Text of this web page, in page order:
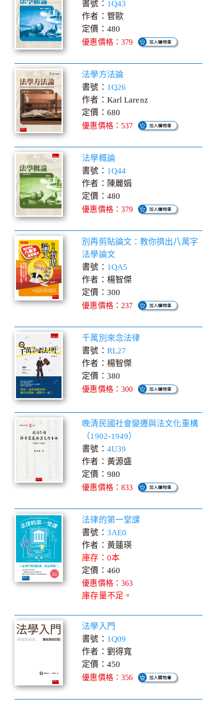
書號： 1Q43
作者：管歐
定價：480
優惠價格：379
法學方法論
書號： 1Q26
作者：Karl Larenz
定價：680
優惠價格：537
法學概論
書號： 1Q44
作者：陳麗娟
定價：480
優惠價格：379
別再剪貼論文：教你擠出八萬字
法學論文
書號： 1QA5
作者：楊智傑
定價：300
優惠價格：237
千萬別來念法律
書號： RL27
作者：楊智傑
定價：380
優惠價格：300
晚清民國社會變遷與法文化重構
（1902-1949）
書號： 4U39
作者：黃源盛
定價：980
優惠價格：833
法律的第一堂課
書號： 3AE0
作者：黃蓮瑛
庫存：0本
定價：460
優惠價格：363
庫存量不足。
法學入門
書號： 1Q09
作者：劉得寬
定價：450
優惠價格：356